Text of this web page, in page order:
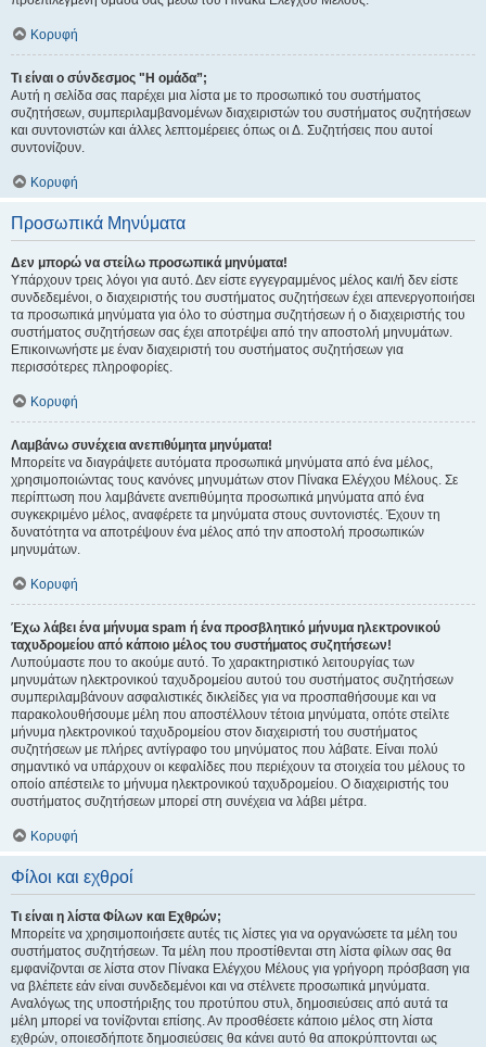
Κορυφή
Τι είναι ο σύνδεσμος "Η ομάδα”;
Αυτή η σελίδα σας παρέχει μια λίστα με το προσωπικό του συστήματος
συζητήσεων, συμπεριλαμβανομένων διαχειριστών του συστήματος συζητήσεων
και συντονιστών και άλλες λεπτομέρειες όπως οι Δ. Συζητήσεις που αυτοί
συντονίζουν.
Κορυφή
Προσωπικά Μηνύματα
Δεν μπορώ να στείλω προσωπικά μηνύματα!
Υπάρχουν τρεις λόγοι για αυτό. Δεν είστε εγγεγραμμένος μέλος και/ή δεν είστε
συνδεδεμένοι, ο διαχειριστής του συστήματος συζητήσεων έχει απενεργοποιήσει
τα προσωπικά μηνύματα για όλο το σύστημα συζητήσεων ή ο διαχειριστής του
συστήματος συζητήσεων σας έχει αποτρέψει από την αποστολή μηνυμάτων.
Επικοινωνήστε με έναν διαχειριστή του συστήματος συζητήσεων για
περισσότερες πληροφορίες.
Κορυφή
Λαμβάνω συνέχεια ανεπιθύμητα μηνύματα!
Μπορείτε να διαγράψετε αυτόματα προσωπικά μηνύματα από ένα μέλος,
χρησιμοποιώντας τους κανόνες μηνυμάτων στον Πίνακα Ελέγχου Μέλους. Σε
περίπτωση που λαμβάνετε ανεπιθύμητα προσωπικά μηνύματα από ένα
συγκεκριμένο μέλος, αναφέρετε τα μηνύματα στους συντονιστές. Έχουν τη
δυνατότητα να αποτρέψουν ένα μέλος από την αποστολή προσωπικών
μηνυμάτων.
Κορυφή
Έχω λάβει ένα μήνυμα spam ή ένα προσβλητικό μήνυμα ηλεκτρονικού
ταχυδρομείου από κάποιο μέλος του συστήματος συζητήσεων!
Λυπούμαστε που το ακούμε αυτό. Το χαρακτηριστικό λειτουργίας των
μηνυμάτων ηλεκτρονικού ταχυδρομείου αυτού του συστήματος συζητήσεων
συμπεριλαμβάνουν ασφαλιστικές δικλείδες για να προσπαθήσουμε και να
παρακολουθήσουμε μέλη που αποστέλλουν τέτοια μηνύματα, οπότε στείλτε
μήνυμα ηλεκτρονικού ταχυδρομείου στον διαχειριστή του συστήματος
συζητήσεων με πλήρες αντίγραφο του μηνύματος που λάβατε. Είναι πολύ
σημαντικό να υπάρχουν οι κεφαλίδες που περιέχουν τα στοιχεία του μέλους το
οποίο απέστειλε το μήνυμα ηλεκτρονικού ταχυδρομείου. Ο διαχειριστής του
συστήματος συζητήσεων μπορεί στη συνέχεια να λάβει μέτρα.
Κορυφή
Φίλοι και εχθροί
Τι είναι η λίστα Φίλων και Εχθρών;
Μπορείτε να χρησιμοποιήσετε αυτές τις λίστες για να οργανώσετε τα μέλη του
συστήματος συζητήσεων. Τα μέλη που προστίθενται στη λίστα φίλων σας θα
εμφανίζονται σε λίστα στον Πίνακα Ελέγχου Μέλους για γρήγορη πρόσβαση για
να βλέπετε εάν είναι συνδεδεμένοι και να στέλνετε προσωπικά μηνύματα.
Αναλόγως της υποστήριξης του προτύπου στυλ, δημοσιεύσεις από αυτά τα
μέλη μπορεί να τονίζονται επίσης. Αν προσθέσετε κάποιο μέλος στη λίστα
εχθρών, οποιεσδήποτε δημοσιεύσεις θα κάνει αυτό θα αποκρύπτονται ως